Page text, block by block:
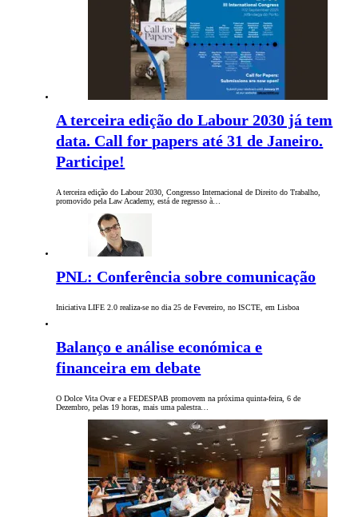
A terceira edição do Labour 2030 já tem
data. Call for papers até 31 de Janeiro.
Participe!
A terceira edição do Labour 2030, Congresso Internacional de Direito do Trabalho,
promovido pela Law Academy, está de regresso à…
PNL: Conferência sobre comunicação
Iniciativa LIFE 2.0 realiza-se no dia 25 de Fevereiro, no ISCTE, em Lisboa
Balanço e análise económica e
financeira em debate
O Dolce Vita Ovar e a FEDESPAB promovem na próxima quinta-feira, 6 de
Dezembro, pelas 19 horas, mais uma palestra…